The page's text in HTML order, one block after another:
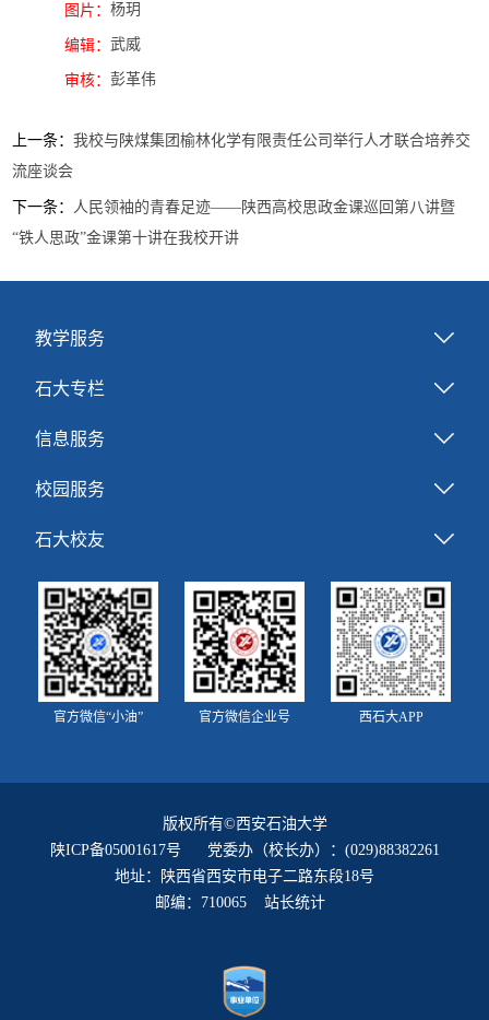
图片：杨玥
编辑：武威
审核：彭革伟
上一条：我校与陕煤集团榆林化学有限责任公司举行人才联合培养交
流座谈会
下一条： 人民领袖的青春足迹——陕西高校思政金课巡回第八讲暨
“铁人思政”金课第十讲在我校开讲
教学服务
石大专栏
信息服务
校园服务
石大校友
官方微信“小油” 官方微信企业号 西石大APP
版权所有©西安石油大学
陕ICP备05001617号 党委办（校长办）：(029)88382261
地址：陕西省西安市电子二路东段18号
邮编：710065 站长统计